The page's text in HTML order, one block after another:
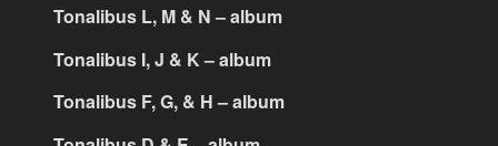
Tonalibus L, M & N – album
Tonalibus I, J & K – album
Tonalibus F, G, & H – album